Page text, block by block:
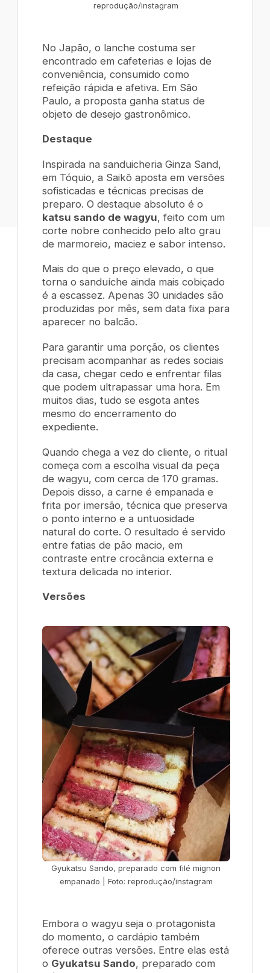
reprodução/instagram
No Japão, o lanche costuma ser
encontrado em cafeterias e lojas de
conveniência, consumido como
refeição rápida e afetiva. Em São
Paulo, a proposta ganha status de
objeto de desejo gastronômico.
Destaque
Inspirada na sanduicheria Ginza Sand,
em Tóquio, a Saikō aposta em versões
sofisticadas e técnicas precisas de
preparo. O destaque absoluto é o
katsu sando de wagyu, feito com um
corte nobre conhecido pelo alto grau
de marmoreio, maciez e sabor intenso.
Mais do que o preço elevado, o que
torna o sanduíche ainda mais cobiçado
é a escassez. Apenas 30 unidades são
produzidas por mês, sem data fixa para
aparecer no balcão.
Para garantir uma porção, os clientes
precisam acompanhar as redes sociais
da casa, chegar cedo e enfrentar filas
que podem ultrapassar uma hora. Em
muitos dias, tudo se esgota antes
mesmo do encerramento do
expediente.
Quando chega a vez do cliente, o ritual
começa com a escolha visual da peça
de wagyu, com cerca de 170 gramas.
Depois disso, a carne é empanada e
frita por imersão, técnica que preserva
o ponto interno e a untuosidade
natural do corte. O resultado é servido
entre fatias de pão macio, em
contraste entre crocância externa e
textura delicada no interior.
Versões
Gyukatsu Sando, preparado com filé mignon
empanado | Foto: reprodução/instagram
Embora o wagyu seja o protagonista
do momento, o cardápio também
oferece outras versões. Entre elas está
o Gyukatsu Sando, preparado com